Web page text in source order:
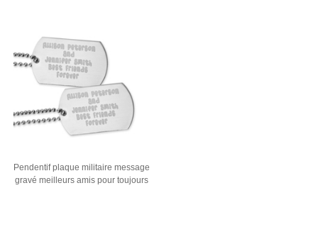
Pendentif plaque militaire message
gravé meilleurs amis pour toujours